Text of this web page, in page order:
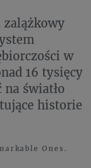
zalążkowy
w
16 tysięcy
światło
historie
Ones.